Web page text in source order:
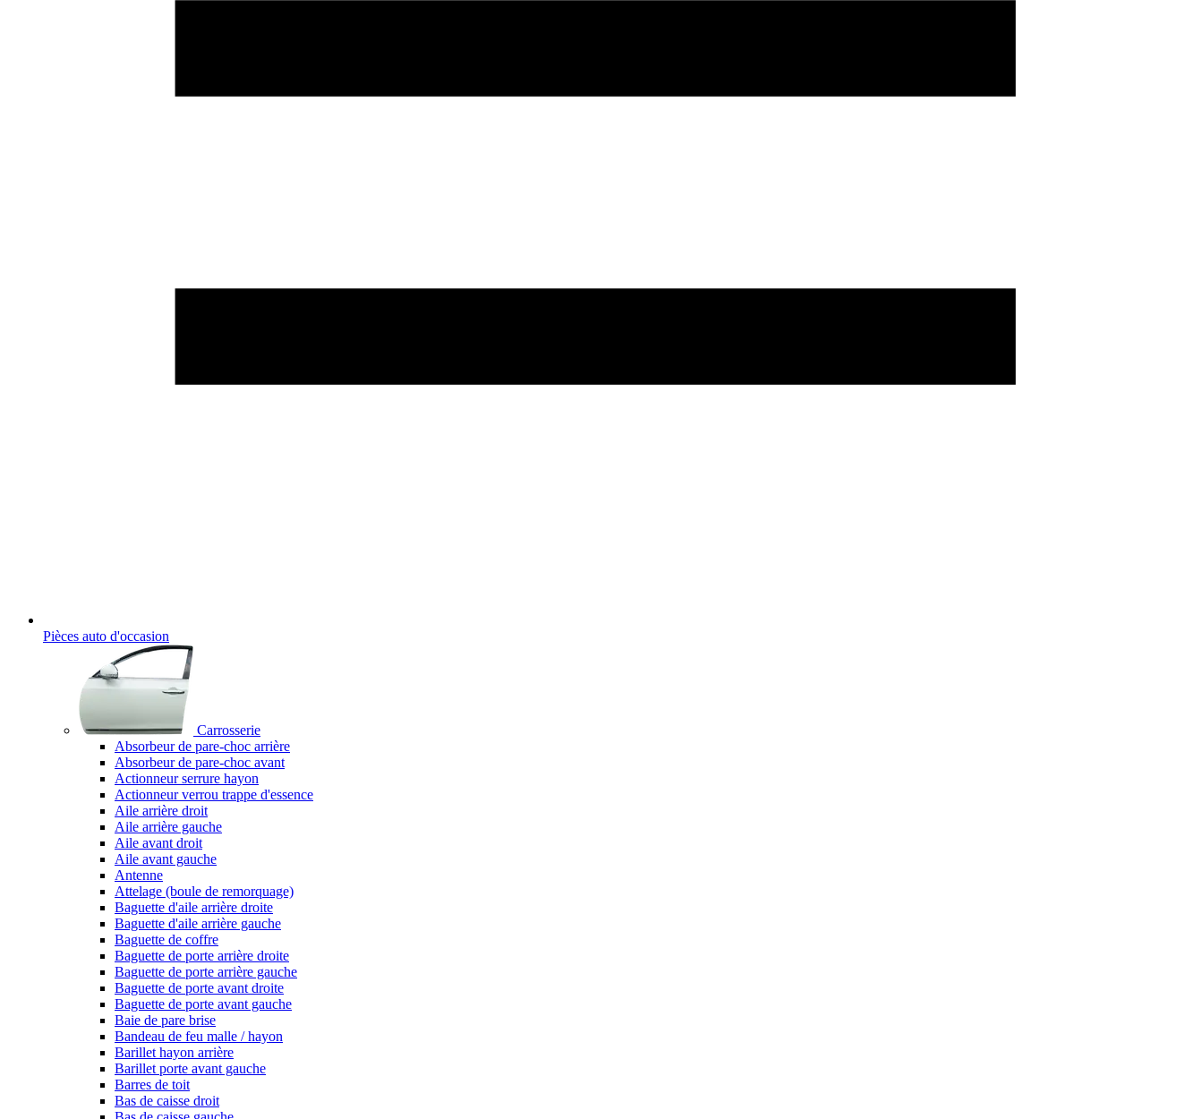
Pièces auto d'occasion
Carrosserie
Absorbeur de pare-choc arrière
Absorbeur de pare-choc avant
Actionneur serrure hayon
Actionneur verrou trappe d'essence
Aile arrière droit
Aile arrière gauche
Aile avant droit
Aile avant gauche
Antenne
Attelage (boule de remorquage)
Baguette d'aile arrière droite
Baguette d'aile arrière gauche
Baguette de coffre
Baguette de porte arrière droite
Baguette de porte arrière gauche
Baguette de porte avant droite
Baguette de porte avant gauche
Baie de pare brise
Bandeau de feu malle / hayon
Barillet hayon arrière
Barillet porte avant gauche
Barres de toit
Bas de caisse droit